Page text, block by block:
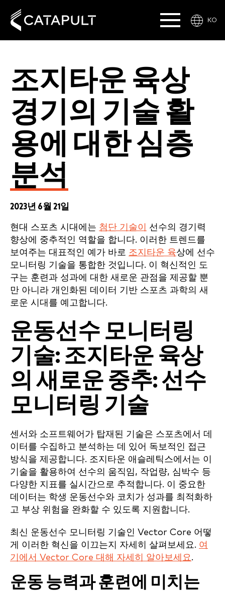
KO
조지타운 육상
경기의 기술 활
용에 대한 심층
분석
2023년 6월 21일
현대 스포츠 시대에는 첨단 기술이
선수의 경기력
향상에 중추적인 역할을 합니다. 이러한 트렌드를
보여주는 대표적인 예가 바로 조지타운 육상에 선수
모니터링 기술을 통합한 것입니다. 이 혁신적인 도
구는 훈련과 성과에 대한 새로운 관점을 제공할 뿐
만 아니라 개인화된 데이터 기반 스포츠 과학의 새
로운 시대를 예고합니다.
운동선수 모니터링
기술: 조지타운 육상
의 새로운 중추: 선수
모니터링 기술
센서와 소프트웨어가 탑재된 기술은 스포츠에서 데
이터를 수집하고 분석하는 데 있어 독보적인 접근
방식을 제공합니다. 조지타운 애슬레틱스에서는 이
기술을 활용하여 선수의 움직임, 작업량, 심박수 등
다양한 지표를 실시간으로 추적합니다. 이 중요한
데이터는 학생 운동선수와 코치가 성과를 최적화하
고 부상 위험을 완화할 수 있도록 지원합니다.
최신 운동선수 모니터링 기술인 Vector Core 어떻
게 이러한 혁신을 이끄는지 자세히 살펴보세요. 여
기에서 Vector Core 대해 자세히 알아보세요.
운동 능력과 훈련에 미치는